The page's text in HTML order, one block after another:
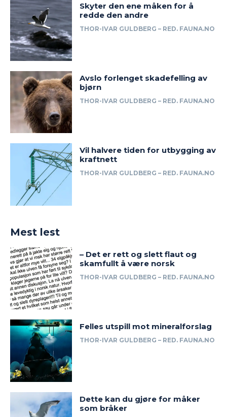
Skyter den ene måken for å
redde den andre
THOR-IVAR GULDBERG – RED. FAUNA.NO
Avslo forlenget skadefelling av
bjørn
THOR-IVAR GULDBERG – RED. FAUNA.NO
Vil halvere tiden for utbygging av
kraftnett
THOR-IVAR GULDBERG – RED. FAUNA.NO
Mest lest
– Det er rett og slett flaut og
skamfullt å være norsk
THOR-IVAR GULDBERG – RED. FAUNA.NO
Felles utspill mot mineralforslag
THOR-IVAR GULDBERG – RED. FAUNA.NO
Dette kan du gjøre for måker
som bråker